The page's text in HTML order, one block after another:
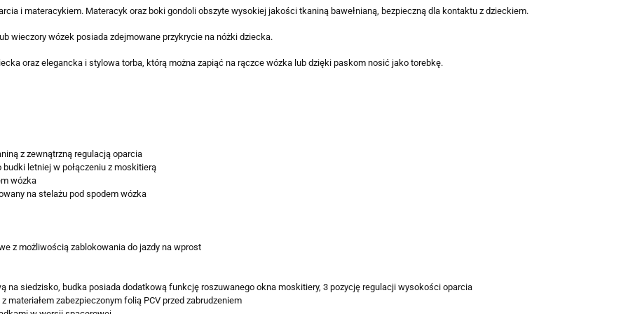
i materacykiem. Materacyk oraz boki gondoli obszyte wysokiej jakości tkaniną bawełnianą, bezpieczną dla kontaktu z dzieckiem.
wieczory wózek posiada zdejmowane przykrycie na nóżki dziecka.
oraz elegancka i stylowa torba, którą można zapiąć na rączce wózka lub dzięki paskom nosić jako torebkę.
z zewnątrzną regulacją oparcia
letniej w połączeniu z moskitierą
wózka
na stelażu pod spodem wózka
z możliwością zablokowania do jazdy na wprost
na siedzisko, budka posiada dodatkową funkcję roszuwanego okna moskitiery, 3 pozycję regulacji wysokości oparcia
zabezpieczonym folią PCV przed zabrudzeniem